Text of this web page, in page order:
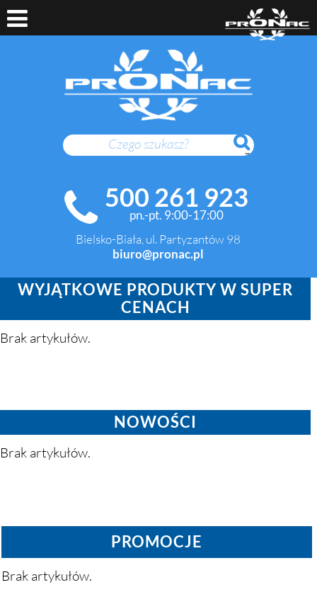
SZUKAJ
500 261 923
pn.-pt. 9:00-17:00
Bielsko-Biała, ul. Partyzantów 98
biuro@pronac.pl
WYJĄTKOWE PRODUKTY W SUPER
CENACH
Brak artykułów.
NOWOŚCI
Brak artykułów.
PROMOCJE
Brak artykułów.